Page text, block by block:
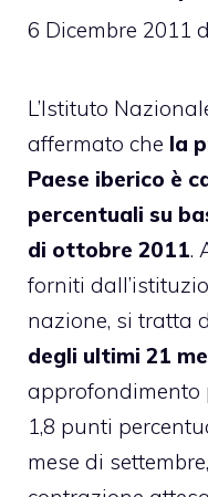
6 Dicembre 2011
L’Istituto
affermato che la
Paese iberico è
percentuali su
di ottobre 2011.
forniti
nazione, si tratta
degli ultimi 21
approfondimento
1,8 punti
mese di